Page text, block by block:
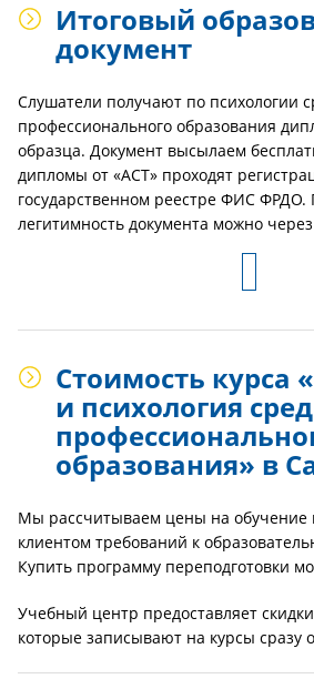
Итоговый
документ
Слушатели получают по психологии
профессионального образования
образца. Документ высылаем
дипломы от «АСТ» проходят
государственном реестре ФИС ФРДО.
легитимность документа можно
Стоимость курса
и психология
образования» в
Мы рассчитываем цены на обучение
клиентом требований к
Купить программу переподготовки
Учебный центр предоставляет
которые записывают на курсы сразу